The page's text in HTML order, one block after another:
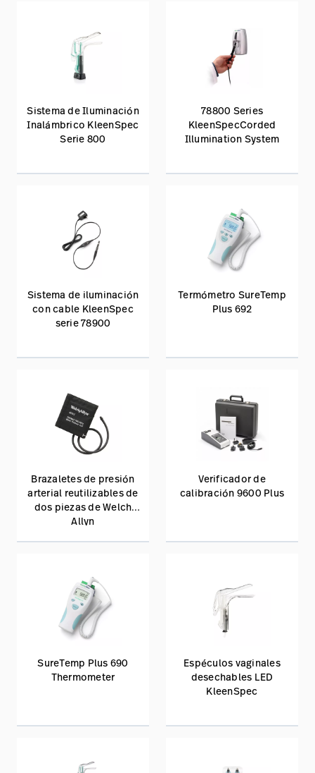
Sistema de Iluminación
Inalámbrico KleenSpec
Serie 800
78800 Series
KleenSpecCorded
Illumination System
Sistema de iluminación
con cable KleenSpec
serie 78900
Termómetro SureTemp
Plus 692
Brazaletes de presión
arterial reutilizables de
dos piezas de Welch
Allyn
Verificador de
calibración 9600 Plus
SureTemp Plus 690
Thermometer
Espéculos vaginales
desechables LED
KleenSpec